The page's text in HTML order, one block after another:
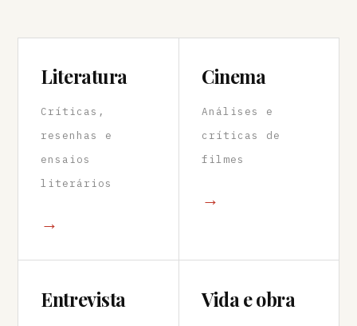
Literatura
Críticas,
resenhas e
ensaios
literários
→
Cinema
Análises e
críticas de
filmes
→
Entrevista Vida e obra